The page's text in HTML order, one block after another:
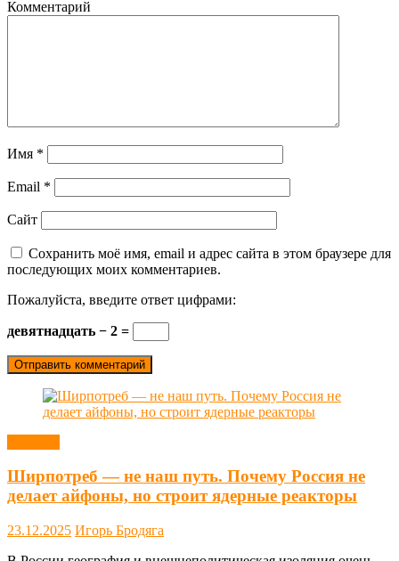
Комментарий
Имя *
Email *
Сайт
Сохранить моё имя, email и адрес сайта в этом браузере для
последующих моих комментариев.
Пожалуйста, введите ответ цифрами:
девятнадцать − 2 =
Ширпотреб — не наш путь. Почему Россия не
делает айфоны, но строит ядерные реакторы
23.12.2025 Игорь Бродяга